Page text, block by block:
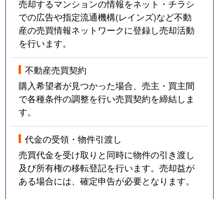
売却するマンションの情報をネット・チラシ
での広告や指定流通機構(レインズ)など不動
産の売買情報ネットワークに登録し売却活動
を行います。
不動産売買契約
購入希望者が見つかった場合、売主・買主間
で各種条件の調整を行い売買契約を締結しま
す。
代金の受領・物件引渡し
売買代金を受け取りと同時に物件の引き渡し
及び所有権の移転登記を行います。売却益が
ある場合には、確定申告が必要となります。